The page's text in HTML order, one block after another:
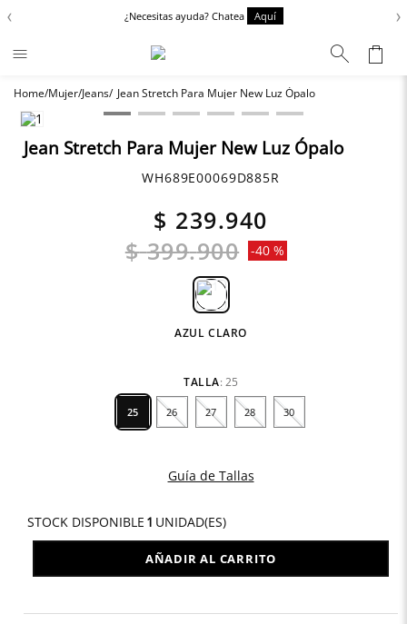
‹ ¿Necesitas ayuda? Chatea Aquí ›
Mujer Jeans Jean Stretch Para Mujer New Luz Ópalo
Jean Stretch Para Mujer New Luz Ópalo
WH689E00069D885R
$ 239.940
$ 399.900 -40 %
AZUL CLARO
TALLA: 25
25 26 27 28 30
Guía de Tallas
STOCK DISPONIBLE 1 UNIDAD(ES)
AÑADIR AL CARRITO
Términos más buscados
1.
2.